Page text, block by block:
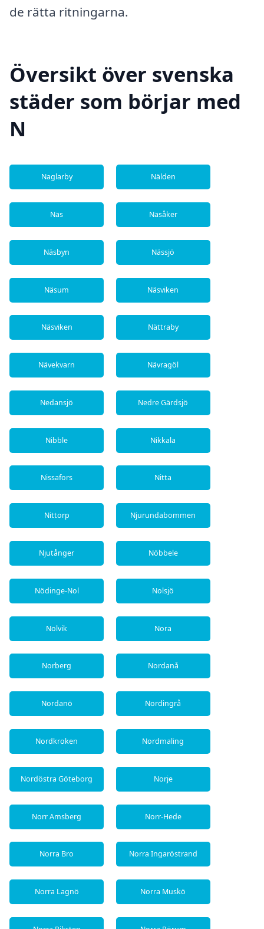
de rätta ritningarna.
Översikt över svenska
städer som börjar med
N
Naglarby Nälden
Näs Näsåker
Näsbyn Nässjö
Näsum Näsviken
Näsviken Nättraby
Nävekvarn Nävragöl
Nedansjö Nedre Gärdsjö
Nibble Nikkala
Nissafors Nitta
Nittorp Njurundabommen
Njutånger Nöbbele
Nödinge-Nol Nolsjö
Nolvik Nora
Norberg Nordanå
Nordanö Nordingrå
Nordkroken Nordmaling
Nordöstra Göteborg Norje
Norr Amsberg Norr-Hede
Norra Bro Norra Ingaröstrand
Norra Lagnö Norra Muskö